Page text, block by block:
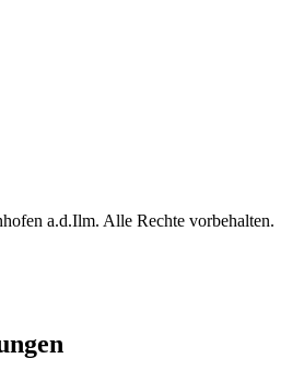
a.d.Ilm. Alle Rechte vorbehalten.